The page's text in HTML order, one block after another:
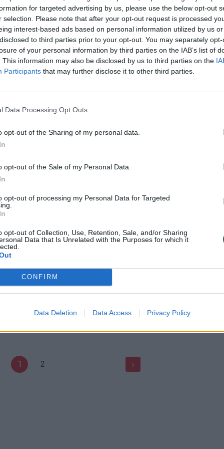
for targeted advertising by us, please use the below opt-out
selection. Please note that after your opt-out request is processed
interest-based ads based on personal information utilized by us
to third parties prior to your opt-out. You may separately
of your personal information by third parties on the IAB’s list of
This information may also be disclosed by us to third parties on the
Participants that may further disclose it to other third parties.
Data Processing Opt Outs
opt-out of the Sharing of my personal data.
opt-out of the Sale of my Personal Data.
opt-out of processing my Personal Data for Targeted
opt-out of Collection, Use, Retention, Sale, and/or Sharing
Data that Is Unrelated with the Purposes for which it
CONFIRM
Data Deletion Data Access Privacy Policy
Japonijos įmonė
galą: neištvėrė
vieną: vilnietė želė tortus
sakurų žiedų ir net rožių
Žinios Lietuvos diena
Žinios
pyragėliai į patalą
kauniečių
Britų vaikai vis labiau nutukę –
(II)
Namų daktaras
valgyti ledus ir šokoladą?
gaminant desertus?
Žinios Verslas
1 2 ›